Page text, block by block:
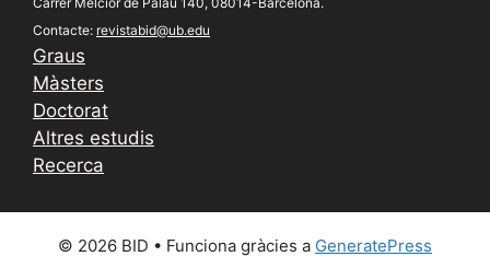
Contacte: revistabid@ub.edu
Graus
Màsters
Doctorat
Altres estudis
Recerca
© 2026 BID • Funciona gràcies a GeneratePress